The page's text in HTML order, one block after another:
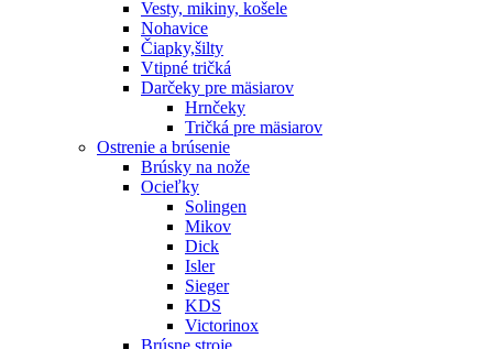
Vesty, mikiny, košele
Nohavice
Čiapky,šilty
Vtipné tričká
Darčeky pre mäsiarov
Hrnčeky
Tričká pre mäsiarov
Ostrenie a brúsenie
Brúsky na nože
Ocieľky
Solingen
Mikov
Dick
Isler
Sieger
KDS
Victorinox
Brúsne stroje